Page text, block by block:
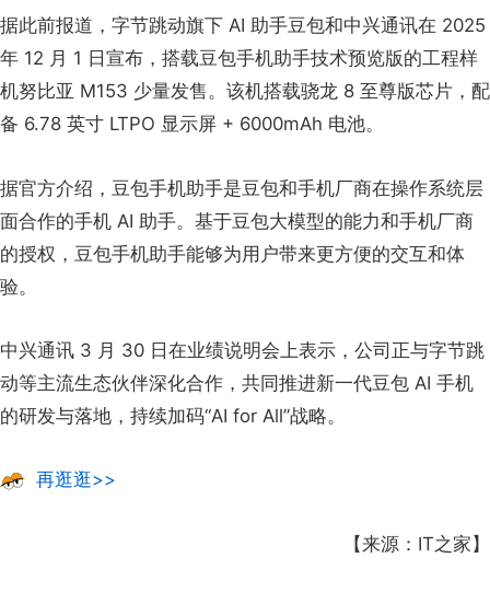
据此前报道，字节跳动旗下 AI 助手豆包和中兴通讯在 2025
年 12 月 1 日宣布，搭载豆包手机助手技术预览版的工程样
机努比亚 M153 少量发售。该机搭载骁龙 8 至尊版芯片，配
备 6.78 英寸 LTPO 显示屏 + 6000mAh 电池。
据官方介绍，豆包手机助手是豆包和手机厂商在操作系统层
面合作的手机 AI 助手。基于豆包大模型的能力和手机厂商
的授权，豆包手机助手能够为用户带来更方便的交互和体
验。
中兴通讯 3 月 30 日在业绩说明会上表示，公司正与字节跳
动等主流生态伙伴深化合作，共同推进新一代豆包 AI 手机
的研发与落地，持续加码“AI for All”战略。
再逛逛>>
【来源：IT之家】